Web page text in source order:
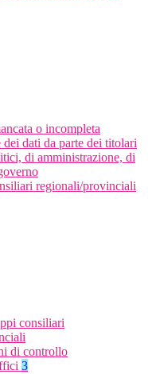
o incompleta
dati da parte dei titolari
di amministrazione, di
regionali/provinciali
consiliari
di controllo
3